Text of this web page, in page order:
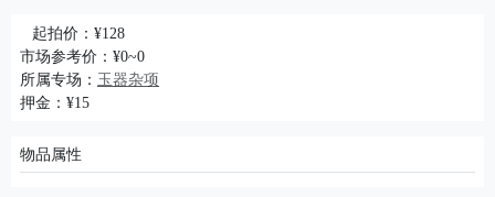
起拍价：¥128
市场参考价：¥0~0
所属专场： 玉器杂项
押金：¥15
物品属性